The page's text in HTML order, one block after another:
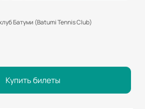
Батуми (Batumi Tennis Club)
Купить билеты